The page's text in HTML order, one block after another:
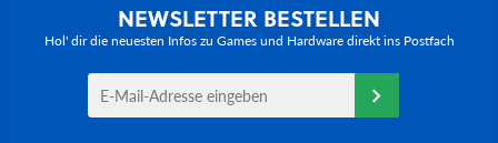
NEWSLETTER BESTELLEN
Hol' dir die neuesten Infos zu Games und Hardware direkt ins Postfach